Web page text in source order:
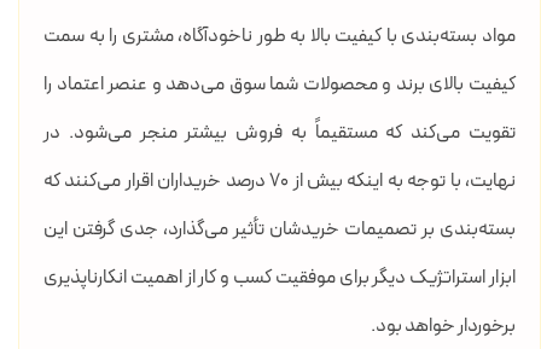
مواد بسته‌بندی با کیفیت بالا به طور ناخودآگاه، مشتری را به سمت
کیفیت بالای برند و محصولات شما سوق می‌دهد و عنصر اعتماد را
تقویت می‌کند که مستقیماً به فروش بیشتر منجر می‌شود. در
نهایت، با توجه به اینکه بیش از ۷۰ درصد خریداران اقرار می‌کنند که
بسته‌بندی بر تصمیمات خریدشان تأثیر می‌گذارد، جدی گرفتن این
ابزار استراتژیک دیگر برای موفقیت کسب و کار از اهمیت انکارناپذیری
برخوردار خواهد بود.